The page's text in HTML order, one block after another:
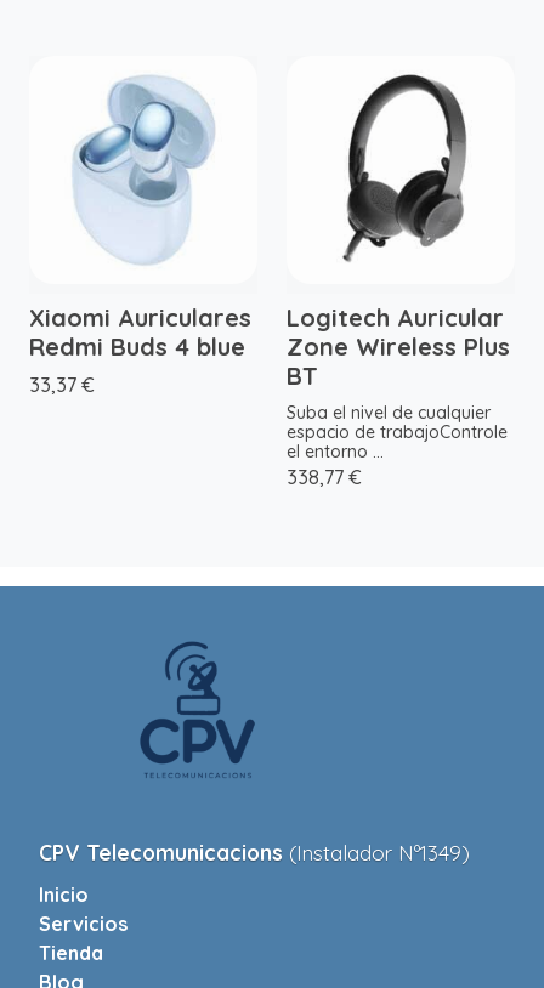
Xiaomi Auriculares
Redmi Buds 4 blue
33,37 €
Logitech Auricular
Zone Wireless Plus
BT
Suba el nivel de cualquier
espacio de trabajoControle
el entorno ...
338,77 €
CPV Telecomunicacions (Instalador Nº1349)
Inicio
Servicios
Tienda
Blog